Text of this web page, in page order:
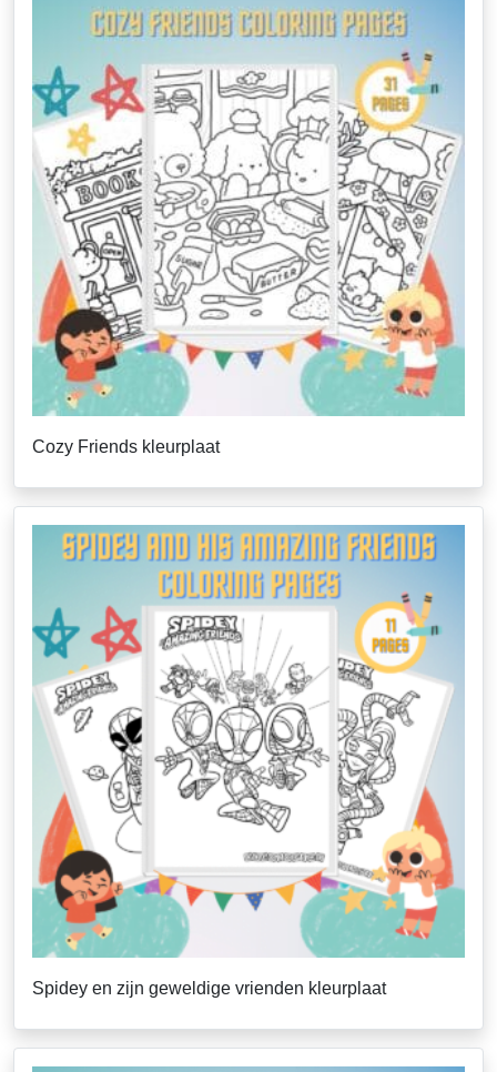
Cozy Friends kleurplaat
Spidey en zijn geweldige vrienden kleurplaat